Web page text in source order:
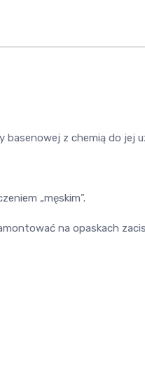
z chemią do jej
„męskim”.
na opaskach